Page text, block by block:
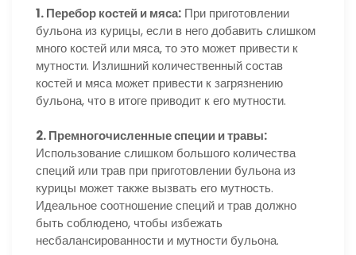
1. Перебор костей и мяса: При приготовлении
бульона из курицы, если в него добавить слишком
много костей или мяса, то это может привести к
мутности. Излишний количественный состав
костей и мяса может привести к загрязнению
бульона, что в итоге приводит к его мутности.
2. Премногочисленные специи и травы:
Использование слишком большого количества
специй или трав при приготовлении бульона из
курицы может также вызвать его мутность.
Идеальное соотношение специй и трав должно
быть соблюдено, чтобы избежать
несбалансированности и мутности бульона.